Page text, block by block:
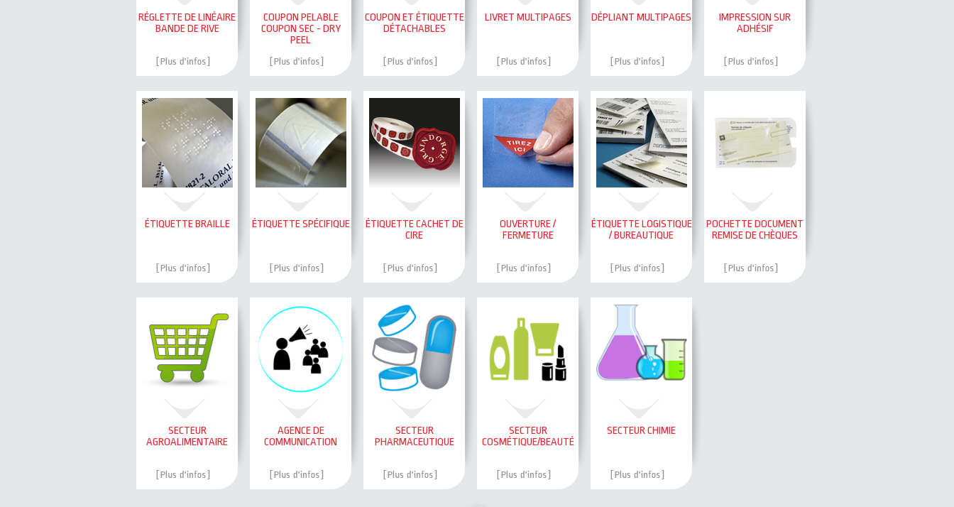
RÉGLETTE DE LINÉAIRE
BANDE DE RIVE
COUPON PELABLE
COUPON SEC - DRY
PEEL
COUPON ET ÉTIQUETTE
DÉTACHABLES
LIVRET MULTIPAGES DÉPLIANT MULTIPAGES
IMPRESSION SUR
ADHÉSIF
ÉTIQUETTE BRAILLE ÉTIQUETTE SPÉCIFIQUE
ÉTIQUETTE CACHET DE
CIRE
OUVERTURE /
FERMETURE
ÉTIQUETTE LOGISTIQUE
/ BUREAUTIQUE
POCHETTE DOCUMENT
REMISE DE CHÈQUES
SECTEUR
AGROALIMENTAIRE
AGENCE DE
COMMUNICATION
SECTEUR
PHARMACEUTIQUE
SECTEUR
COSMÉTIQUE/BEAUTÉ
SECTEUR CHIMIE